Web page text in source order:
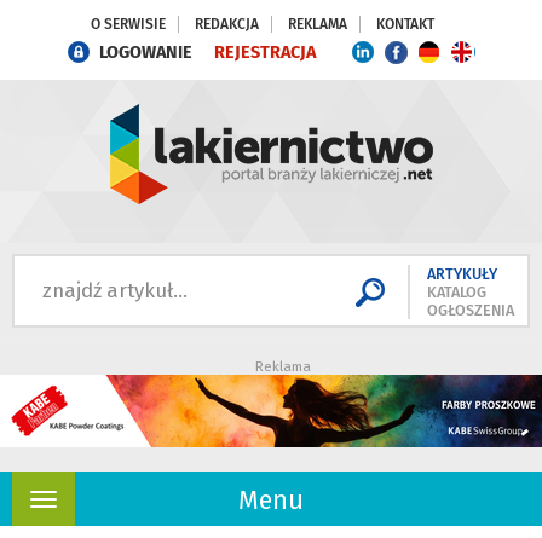
O SERWISIE REDAKCJA REKLAMA KONTAKT
LOGOWANIE REJESTRACJA
ARTYKUŁY
KATALOG
OGŁOSZENIA
Reklama
Menu
Rozwiń